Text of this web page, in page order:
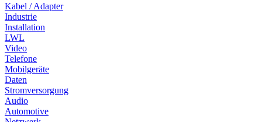
Kabel / Adapter
Industrie
Installation
LWL
Video
Telefone
Mobilgeräte
Daten
Stromversorgung
Audio
Automotive